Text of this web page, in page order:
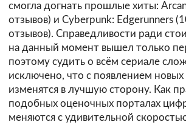
смогла догнать прошлые хиты:
отзывов) и Cyberpunk: Edgerunners
отзывов). Справедливости ради
на данный момент вышел только
поэтому судить о всём сериале
исключено, что с появлением
изменятся в лучшую сторону. Как
подобных оценочных порталах
меняются с удивительной